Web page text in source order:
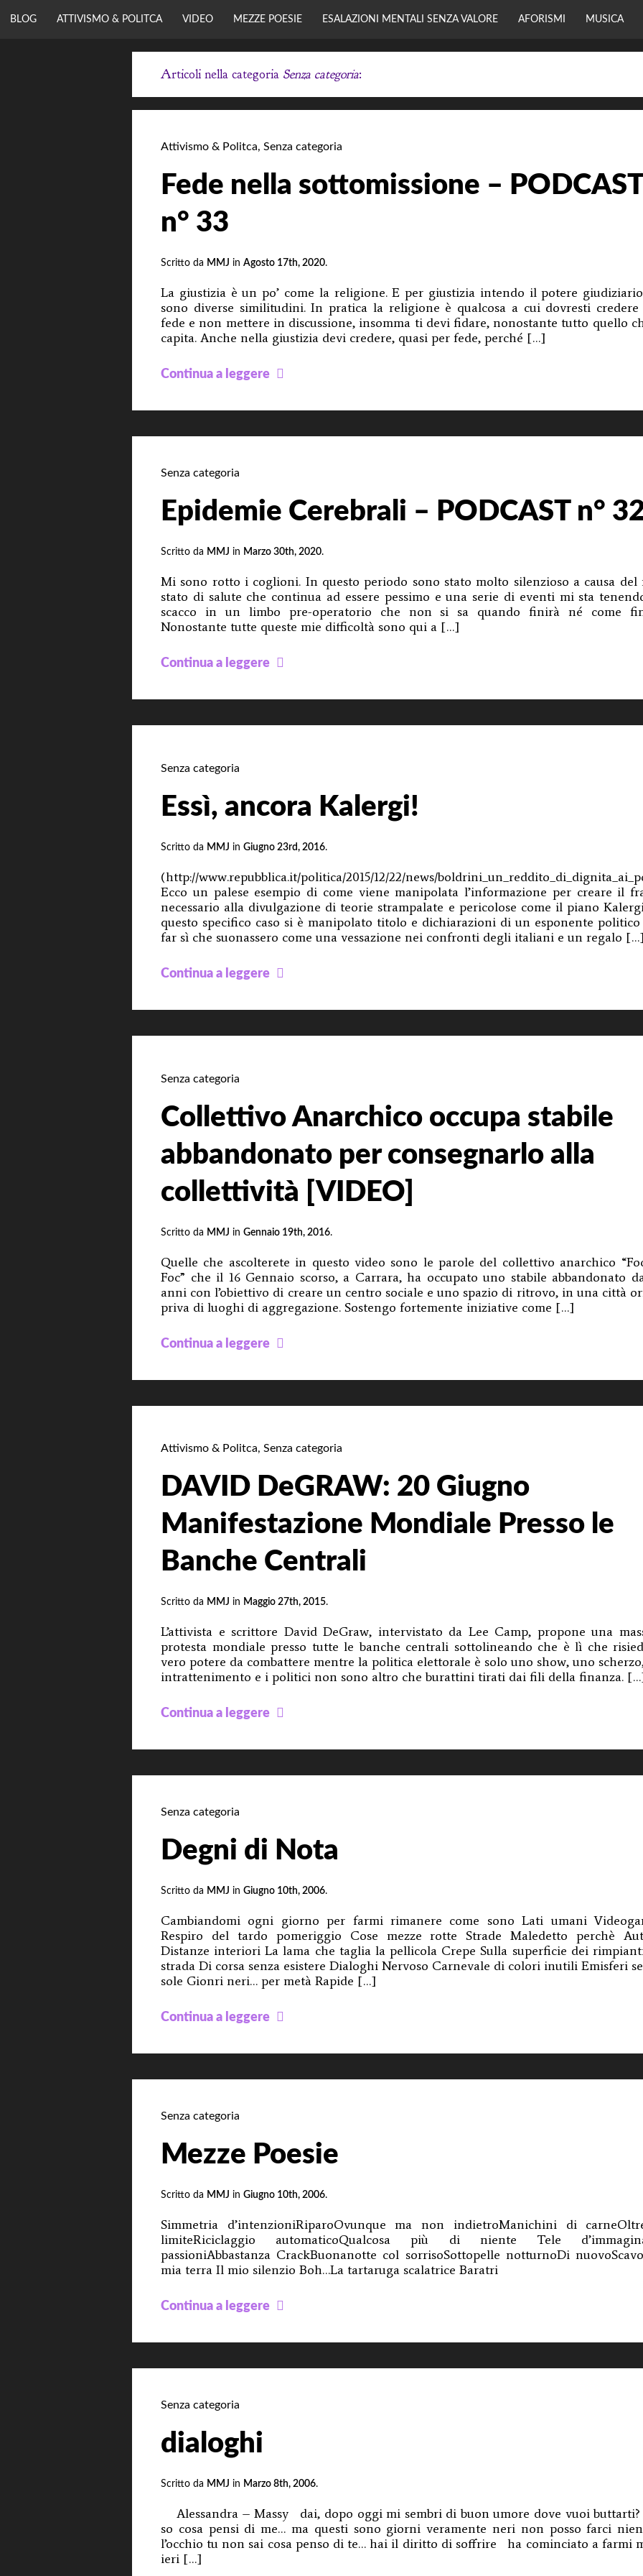
MASON MASSY
JAMES
Visione & Coraggio.
BLOG ATTIVISMO & POLITCA VIDEO MEZZE POESIE ESALAZIONI MENTALI SENZA VALORE AFORISMI MUSICA
Articoli nella categoria Senza categoria:
Attivismo & Politca, Senza categoria
Fede nella sottomissione – PODCAST
n° 33
Scritto da MMJ in Agosto 17th, 2020.
La giustizia è un po’ come la religione. E per giustizia intendo il potere
sono diverse similitudini. In pratica la religione è qualcosa a cui dovresti credere
fede e non mettere in discussione, insomma ti devi fidare, nonostante tutto quello
capita. Anche nella giustizia devi credere, quasi per fede, perché […]
Continua a leggere
sottomissione
Senza categoria
Epidemie Cerebrali – PODCAST n°
Scritto da MMJ in Marzo 30th, 2020.
Mi sono rotto i coglioni. In questo periodo sono stato molto silenzioso a causa del
stato di salute che continua ad essere pessimo e una serie di eventi mi sta
scacco in un limbo pre-operatorio che non si sa quando finirà né come
Nonostante tutte queste mie difficoltà sono qui a […]
Continua a leggere
–
Senza categoria
Essì, ancora Kalergi!
Scritto da MMJ in Giugno 23rd, 2016.
(http://www.repubblica.it/politica/2015/12/22/news/
Ecco un palese esempio di come viene manipolata l’informazione per creare il
necessario alla divulgazione di teorie strampalate e pericolose come il piano
questo specifico caso si è manipolato titolo e dichiarazioni di un esponente
far sì che suonassero come una vessazione nei confronti degli italiani e un regalo
Continua a leggere
Kalergi!
Senza categoria
Collettivo Anarchico occupa stabile
abbandonato per consegnarlo alla
collettività [VIDEO]
Scritto da MMJ in Gennaio 19th, 2016.
Quelle che ascolterete in questo video sono le parole del collettivo anarchico
Foc” che il 16 Gennaio scorso, a Carrara, ha occupato uno stabile abbandonato
anni con l’obiettivo di creare un centro sociale e uno spazio di ritrovo, in una città
priva di luoghi di aggregazione. Sostengo fortemente iniziative come […]
Continua a leggere
occupa
alla
collettività
[VIDEO]
Attivismo & Politca, Senza categoria
DAVID DeGRAW: 20 Giugno
Manifestazione Mondiale Presso le
Banche Centrali
Scritto da MMJ in Maggio 27th, 2015.
L’attivista e scrittore David DeGraw, intervistato da Lee Camp, propone una
protesta mondiale presso tutte le banche centrali sottolineando che è lì che
vero potere da combattere mentre la politica elettorale è solo uno show, uno
intrattenimento e i politici non sono altro che burattini tirati dai fili della finanza.
Continua a leggere
20
le
Centrali
Senza categoria
Degni di Nota
Scritto da MMJ in Giugno 10th, 2006.
Cambiandomi ogni giorno per farmi rimanere come sono Lati umani
Respiro del tardo pomeriggio Cose mezze rotte Strade Maledetto perchè
Distanze interiori La lama che taglia la pellicola Crepe Sulla superficie dei
strada Di corsa senza esistere Dialoghi Nervoso Carnevale di colori inutili Emisferi
sole Gionri neri… per metà Rapide […]
Continua a leggere
Nota
Senza categoria
Mezze Poesie
Scritto da MMJ in Giugno 10th, 2006.
Simmetria d’intenzioniRiparoOvunque ma non indietroManichini di
limiteRiciclaggio automaticoQualcosa più di niente Tele
passioniAbbastanza CrackBuonanotte col sorrisoSottopelle notturnoDi
mia terra Il mio silenzio Boh…La tartaruga scalatrice Baratri
Continua a leggere
Senza categoria
dialoghi
Scritto da MMJ in Marzo 8th, 2006.
Alessandra – Massy dai, dopo oggi mi sembri di buon umore dove vuoi
so cosa pensi di me… ma questi sono giorni veramente neri non posso farci
l’occhio tu non sai cosa penso di te… hai il diritto di soffrire ha cominciato a farmi
ieri […]